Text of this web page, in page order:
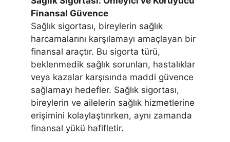
Finansal Güvence
Sağlık sigortası, bireylerin sağlık
harcamalarını karşılamayı amaçlayan bir
finansal araçtır. Bu sigorta türü,
beklenmedik sağlık sorunları, hastalıklar
veya kazalar karşısında maddi güvence
sağlamayı hedefler. Sağlık sigortası,
bireylerin ve ailelerin sağlık hizmetlerine
erişimini kolaylaştırırken, aynı zamanda
finansal yükü hafifletir.